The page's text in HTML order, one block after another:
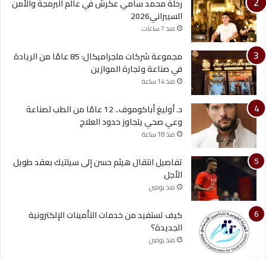
رحلة محمد سامي عكرش في عالم البرمجة والأمن
السيبراني2026
منذ 7 ساعات
مجموعة شركات ملجراميكال: 85 عامًا من الريادة
في صناعة وتجارة الموازين
منذ 14 ساعة
د. أوليغ أباكوموف.. 12 عامًا من الطب لصناعة
وعي صحي يتجاوز حدود العلاج
منذ 18 ساعة
تفاصيل انتقال هيثم حسن إلى سيلتيك بعقد طويل
الأجل
منذ يومين
كيف تستفيد من خدمات التأمينات الإلكترونية
الجديدة؟
منذ يومين